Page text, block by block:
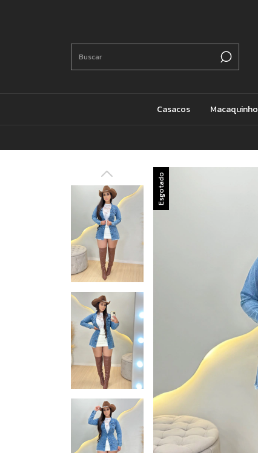
Casacos Macaquinho
Esgotado